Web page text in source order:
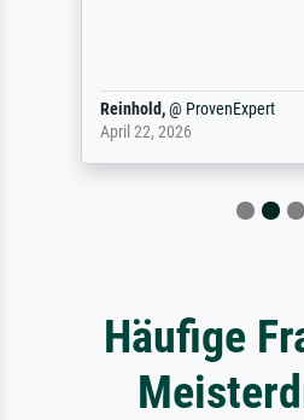
Reinhold,@ ProvenExpert
April 22, 2026
Häufige